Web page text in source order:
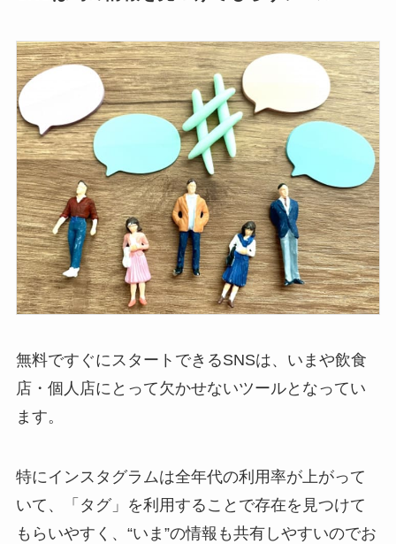
無料ですぐにスタートできるSNSは、いまや飲食
店・個人店にとって欠かせないツールとなってい
ます。
特にインスタグラムは全年代の利用率が上がって
いて、「タグ」を利用することで存在を見つけて
もらいやすく、“いま”の情報も共有しやすいのでお